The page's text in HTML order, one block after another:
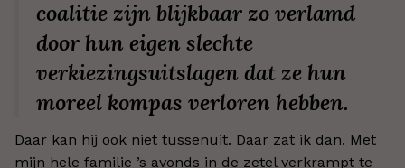
coalitie zijn blijkbaar zo verlamd
door hun eigen slechte
verkiezingsuitslagen dat ze hun
moreel kompas verloren hebben.
Daar kan hij ook niet tussenuit. Daar zat ik dan. Met
mijn hele familie ’s avonds in de zetel verkrampt te